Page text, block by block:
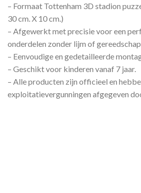
– Formaat Tottenham 3D stadion
30 cm. X 10 cm.)
– Afgewerkt met precisie voor een
onderdelen zonder lijm of gereedschap.
– Eenvoudige en gedetailleerde
– Geschikt voor kinderen vanaf 7 jaar.
– Alle producten zijn officieel en
exploitatievergunningen afgegeven